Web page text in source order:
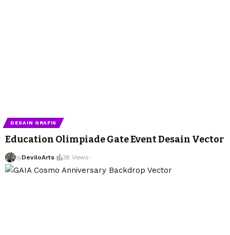
DESAIN GRAFIS
Education Olimpiade Gate Event Desain Vector
byDeviloArts 38 Views